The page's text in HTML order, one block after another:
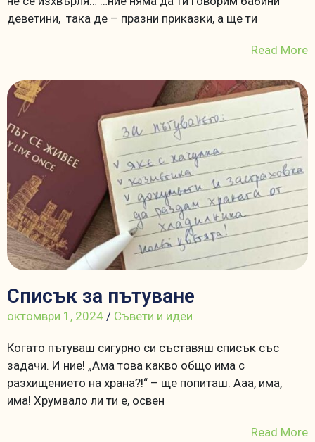
деветини, така де – празни приказки, а ще ти
Read More
Списък за пътуване
октомври 1, 2024 / Съвети и идеи
Когато пътуваш сигурно си съставяш списък със
задачи. И ние! „Ама това какво общо има с
разхищението на храна?!“ – ще попиташ. Ааа, има,
има! Хрумвало ли ти е, освен
Read More